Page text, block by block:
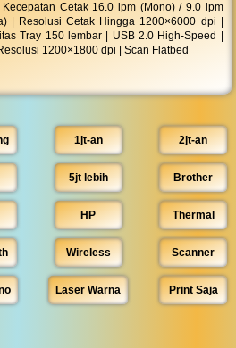
Kecepatan Cetak 16.0 ipm (Mono) / 9.0 ipm
| Resolusi Cetak Hingga 1200×6000 dpi |
Tray 150 lembar | USB 2.0 High-Speed |
1200×1800 dpi | Scan Flatbed
1jt-an 2jt-an
5jt lebih Brother
HP Thermal
Wireless Scanner
Laser Warna Print Saja